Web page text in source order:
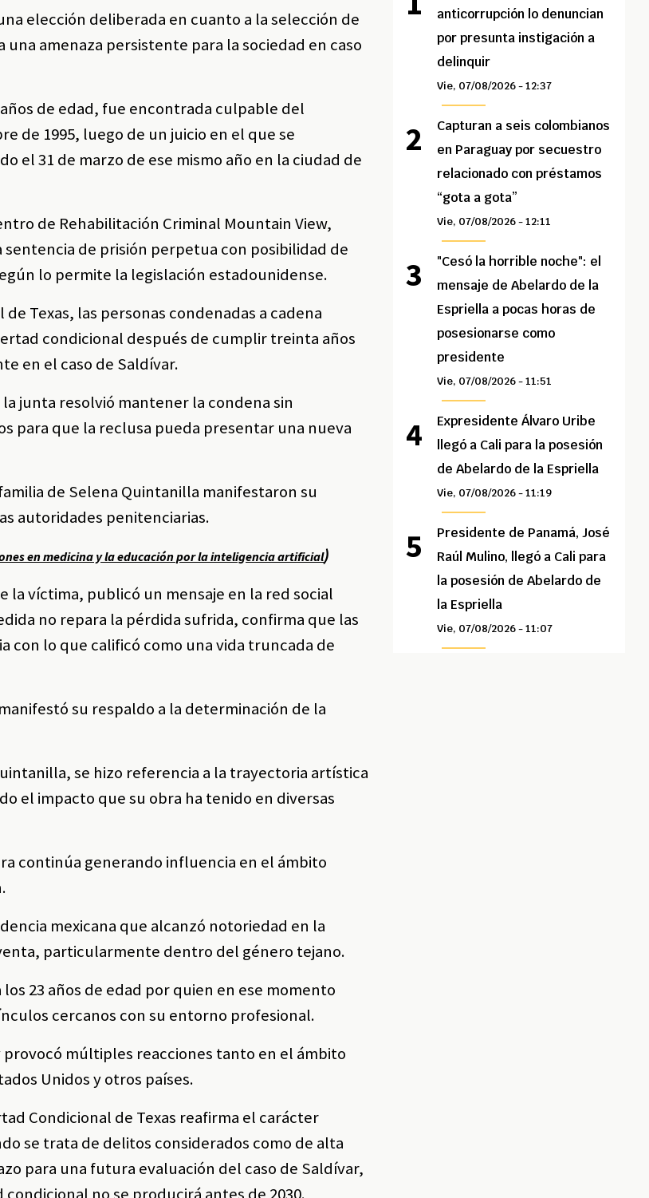
elección deliberada en cuanto a la selección de
amenaza persistente para la sociedad en caso
de edad, fue encontrada culpable del
de 1995, luego de un juicio en el que se
el 31 de marzo de ese mismo año en la ciudad de
de Rehabilitación Criminal Mountain View,
de prisión perpetua con posibilidad de
lo permite la legislación estadounidense.
Texas, las personas condenadas a cadena
condicional después de cumplir treinta años
en el caso de Saldívar.
junta resolvió mantener la condena sin
para que la reclusa pueda presentar una nueva
de Selena Quintanilla manifestaron su
autoridades penitenciarias.
en medicina y la educación por la inteligencia artificial)
víctima, publicó un mensaje en la red social
no repara la pérdida sufrida, confirma que las
con lo que calificó como una vida truncada de
su respaldo a la determinación de la
se hizo referencia a la trayectoria artística
el impacto que su obra ha tenido en diversas
continúa generando influencia en el ámbito
mexicana que alcanzó notoriedad en la
particularmente dentro del género tejano.
23 años de edad por quien en ese momento
cercanos con su entorno profesional.
múltiples reacciones tanto en el ámbito
Unidos y otros países.
Condicional de Texas reafirma el carácter
se trata de delitos considerados como de alta
para una futura evaluación del caso de Saldívar,
anticorrupción lo denuncian
por presunta instigación a
delinquir
Vie, 07/08/2026 - 12:37
Capturan a seis colombianos
en Paraguay por secuestro
relacionado con préstamos
“gota a gota”
Vie, 07/08/2026 - 12:11
"Cesó la horrible noche": el
mensaje de Abelardo de la
Espriella a pocas horas de
posesionarse como
presidente
Vie, 07/08/2026 - 11:51
Expresidente Álvaro Uribe
llegó a Cali para la posesión
de Abelardo de la Espriella
Vie, 07/08/2026 - 11:19
Presidente de Panamá, José
Raúl Mulino, llegó a Cali para
la posesión de Abelardo de
la Espriella
Vie, 07/08/2026 - 11:07